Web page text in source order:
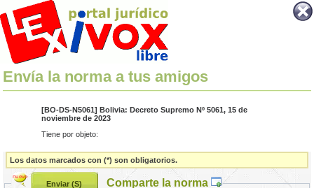
Envía la norma a tus amigos
[BO-DS-N5061] Bolivia: Decreto Supremo Nº 5061, 15 de
noviembre de 2023
Tiene por objeto:
Los datos marcados con (*) son obligatorios.
Comparte la norma